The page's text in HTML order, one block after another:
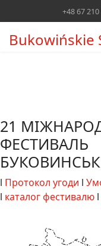
+48 67 210
Bukowińskie
21
ФЕCTИBAЛЬ
l Протокол угоди l
l каталог фестивалю l